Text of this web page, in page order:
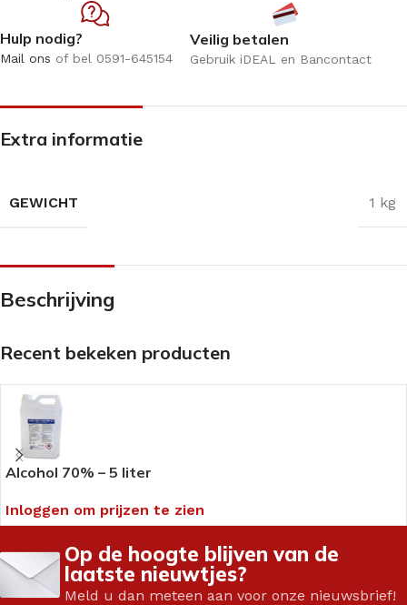
Hulp nodig?
Mail ons of bel 0591-645154
Veilig betalen
Gebruik iDEAL en Bancontact
Extra informatie
GEWICHT 1 kg
Beschrijving
Recent bekeken producten
Alcohol 70% – 5 liter
Inloggen om prijzen te zien
Op de hoogte blijven van de
laatste nieuwtjes?
Meld u dan meteen aan voor onze nieuwsbrief!